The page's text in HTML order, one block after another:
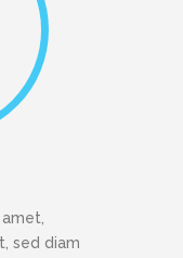
sed diam